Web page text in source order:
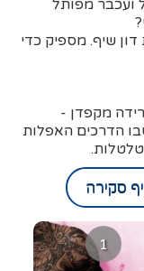
ועכבר מפותל
שיף. מספיק כדי
מקפדן -
הדרכים האפלות
סקירה
1